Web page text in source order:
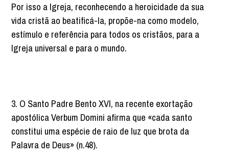
Por isso a Igreja, reconhecendo a heroicidade da sua
vida cristã ao beatificá-la, propõe-na como modelo,
estímulo e referência para todos os cristãos, para a
Igreja universal e para o mundo.
3. O Santo Padre Bento XVI, na recente exortação
apostólica Verbum Domini afirma que «cada santo
constitui uma espécie de raio de luz que brota da
Palavra de Deus» (n.48).